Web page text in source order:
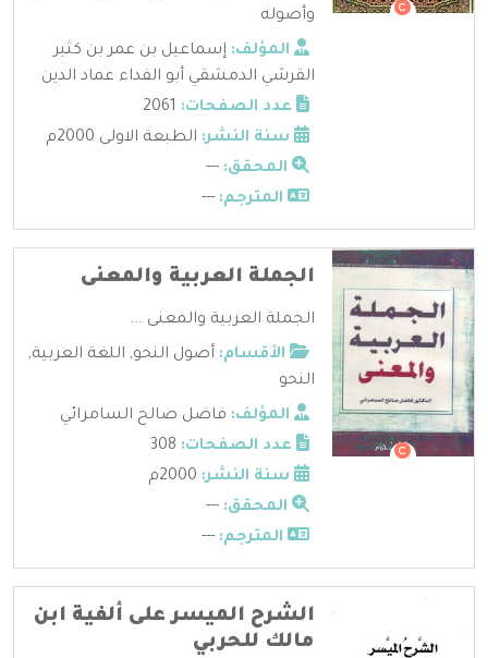
وأصوله
المؤلف: إسماعيل بن عمر بن كثير
القرشي الدمشقي أبو الفداء عماد الدين
عدد الصفحات:
سنة النشر: الطبعة الاولى 2000م
المحقق: ---
المترجم: ---
الجملة العربية والمعنى
الجملة العربية والمعنى ...
الأقسام: أصول النحو, اللغة العربية,
النحو
المؤلف: فاضل صالح السامرائي
عدد الصفحات:
سنة النشر:
المحقق: ---
المترجم: ---
الشرح الميسر على ألفية ابن
مالك للحربي